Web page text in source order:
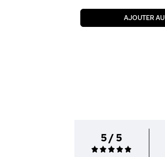
AJOUTER
5 / 5